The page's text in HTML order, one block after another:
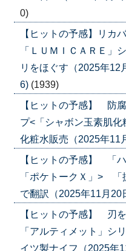
0)
【ヒットの予感】リカ
「ＬＵＭＩＣＡＲＥ」
リをほぐす（2025年12
6) (1939)
【ヒットの予感】 防
プ<「シャボン玉素肌
化粧水販売（2025年11
【ヒットの予感】 「
「ポケトークＸ」> 「
で翻訳（2025年11月20
【ヒットの予感】 刃
「アルティメット」
イツ製ナイフ（2025年